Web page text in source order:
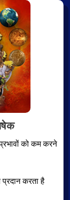
को कम करने
प्रदान करता है